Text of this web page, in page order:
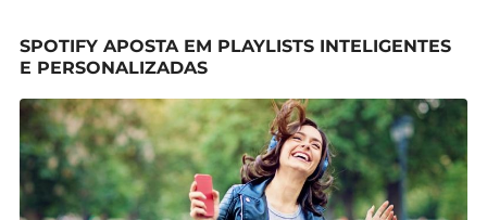
SPOTIFY APOSTA EM PLAYLISTS INTELIGENTES
E PERSONALIZADAS